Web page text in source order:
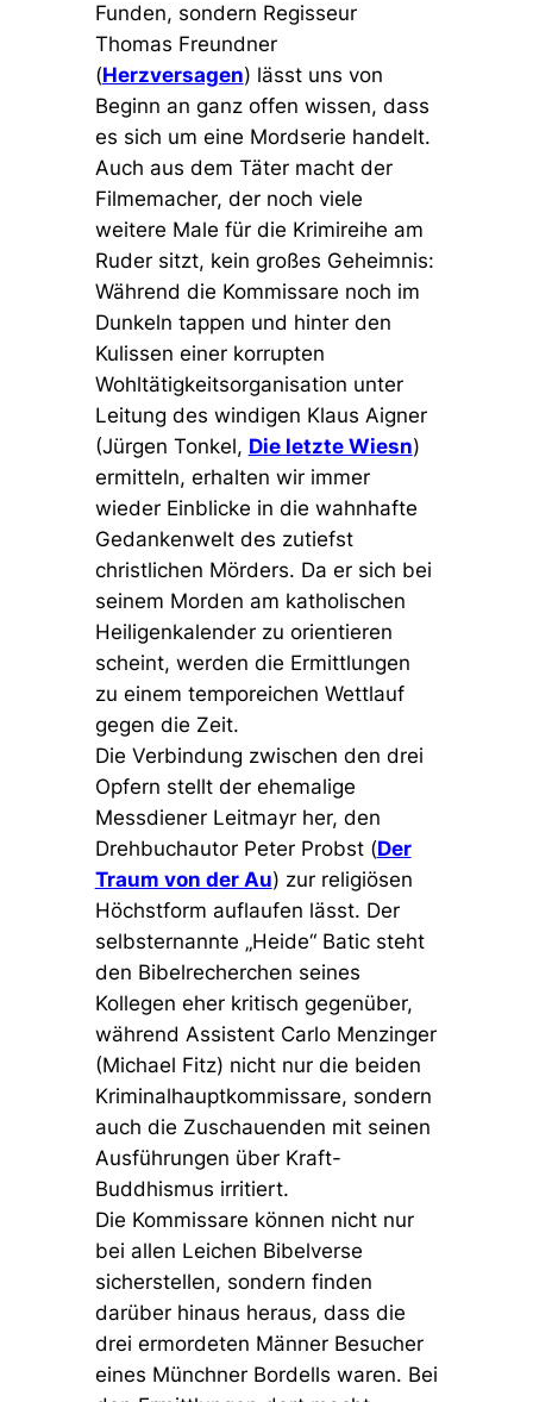
Funden, sondern Regisseur
Thomas Freundner
(Herzversagen) lässt uns von
Beginn an ganz offen wissen, dass
es sich um eine Mordserie handelt.
Auch aus dem Täter macht der
Filmemacher, der noch viele
weitere Male für die Krimireihe am
Ruder sitzt, kein großes Geheimnis:
Während die Kommissare noch im
Dunkeln tappen und hinter den
Kulissen einer korrupten
Wohltätigkeitsorganisation unter
Leitung des windigen Klaus Aigner
(Jürgen Tonkel, Die letzte Wiesn)
ermitteln, erhalten wir immer
wieder Einblicke in die wahnhafte
Gedankenwelt des zutiefst
christlichen Mörders. Da er sich bei
seinem Morden am katholischen
Heiligenkalender zu orientieren
scheint, werden die Ermittlungen
zu einem temporeichen Wettlauf
gegen die Zeit.
Die Verbindung zwischen den drei
Opfern stellt der ehemalige
Messdiener Leitmayr her, den
Drehbuchautor Peter Probst (Der
Traum von der Au) zur religiösen
Höchstform auflaufen lässt. Der
selbsternannte „Heide“ Batic steht
den Bibelrecherchen seines
Kollegen eher kritisch gegenüber,
während Assistent Carlo Menzinger
(Michael Fitz) nicht nur die beiden
Kriminalhauptkommissare, sondern
auch die Zuschauenden mit seinen
Ausführungen über Kraft-
Buddhismus irritiert.
Die Kommissare können nicht nur
bei allen Leichen Bibelverse
sicherstellen, sondern finden
darüber hinaus heraus, dass die
drei ermordeten Männer Besucher
eines Münchner Bordells waren. Bei